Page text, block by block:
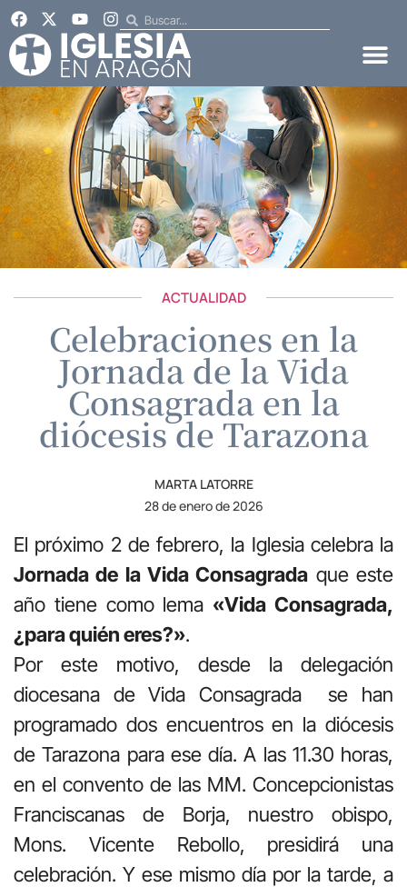
ACTUALIDAD
Celebraciones en la
Jornada de la Vida
Consagrada en la
diócesis de Tarazona
MARTA LATORRE
28 de enero de 2026
El próximo 2 de febrero, la Iglesia celebra la
Jornada de la Vida Consagrada que este
año tiene como lema «Vida Consagrada,
¿para quién eres?».
Por este motivo, desde la delegación
diocesana de Vida Consagrada se han
programado dos encuentros en la diócesis
de Tarazona para ese día. A las 11.30 horas,
en el convento de las MM. Concepcionistas
Franciscanas de Borja, nuestro obispo,
Mons. Vicente Rebollo, presidirá una
celebración. Y ese mismo día por la tarde, a